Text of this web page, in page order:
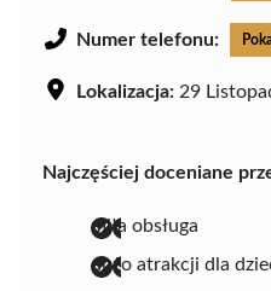
Numer telefonu:
Lokalizacja: 29
Najczęściej doceniane
miła obsługa
dużo atrakcji dla